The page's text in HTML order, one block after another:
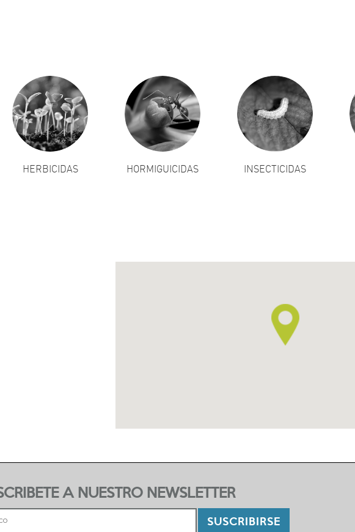
HERBICIDAS HORMIGUICIDAS INSECTICIDAS
A NUESTRO NEWSLETTER
SUSCRIBIRSE